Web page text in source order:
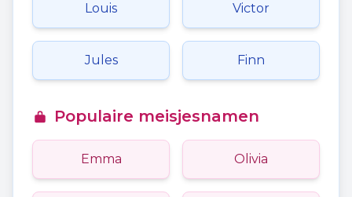
Louis Victor
Jules Finn
Populaire meisjesnamen
Emma Olivia